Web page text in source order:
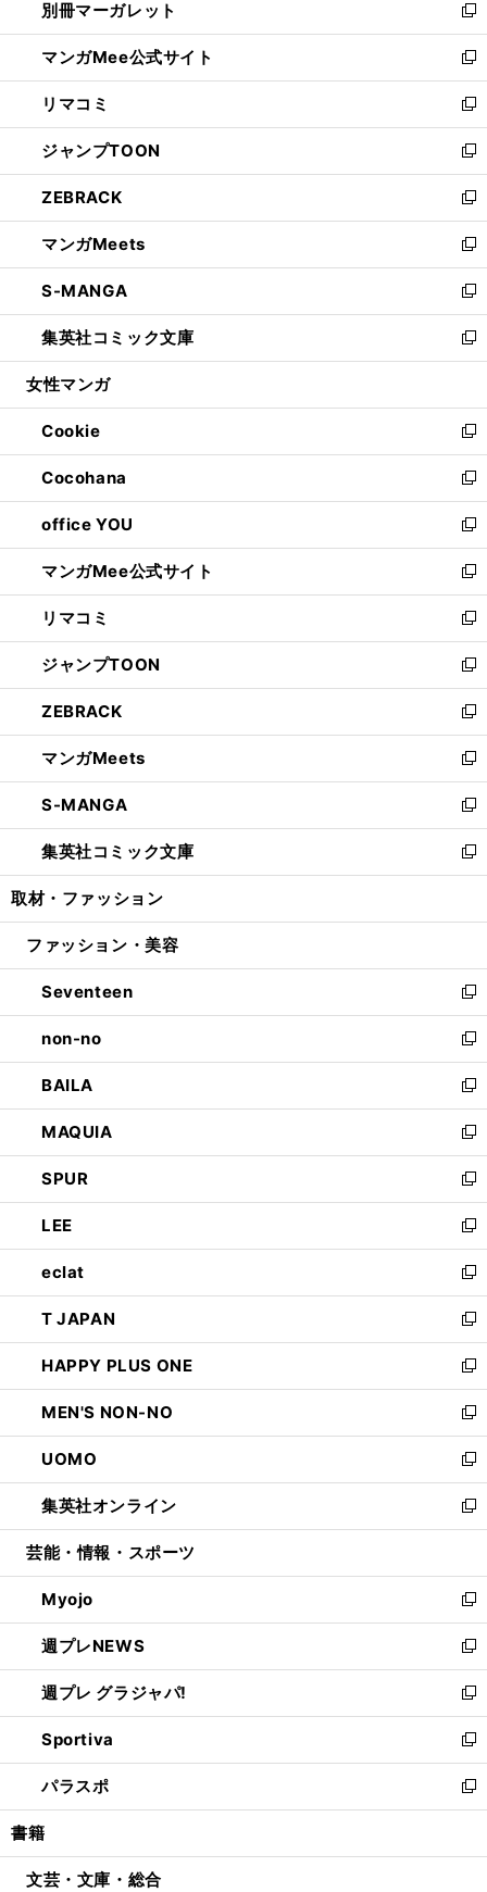
く
で
開
く
ィ
ン
ド
ウ
で
開
く
い
ウ
ィ
ン
ド
ウ
で
開
く
別冊マーガレット
新
し
い
ウ
ィ
ン
ド
ウ
で
開
く
マンガMee公式サイト
新
し
い
ウ
ィ
ン
ド
ウ
で
開
く
リマコミ
新
し
い
ウ
ィ
ン
ド
ウ
で
開
く
ジャンプTOON
新
し
い
ウ
ィ
ン
ド
ウ
で
開
ZEBRACK
新
し
い
ウ
ィ
ン
ド
ウ
開
く
マンガMeets
新
し
い
ウ
ィ
ン
ウ
で
開
く
S-MANGA
新
し
い
ウ
ン
ド
ウ
で
開
く
集英社コミック文庫
新
し
ウ
ィ
ン
ド
ウ
で
開
く
女性マンガ
Cookie
新
し
い
ウ
ィ
ン
ド
ウ
で
開
く
Cocohana
新
し
い
ウ
ィ
ン
ド
ウ
で
開
く
office YOU
新
し
い
ウ
ィ
ン
ド
ウ
で
開
く
マンガMee公式サイト
新
し
い
ウ
ィ
ン
ド
ウ
で
開
く
リマコミ
新
し
い
ウ
ィ
ン
ド
ウ
で
開
く
ジャンプTOON
新
し
い
ウ
ィ
ン
ド
ウ
で
開
ZEBRACK
新
し
い
ウ
ィ
ン
ド
ウ
開
マンガMeets
新
し
い
ウ
ィ
ン
ウ
開
く
S-MANGA
新
し
い
ウ
ン
ウ
で
開
く
集英社コミック文庫
新
し
ウ
ン
ド
ウ
で
開
く
取材・ファッション
ファッション・美容
Seventeen
新
し
い
ウ
ィ
ン
ド
ウ
で
開
く
non-no
新
し
い
ウ
ィ
ン
ド
ウ
で
開
く
BAILA
新
し
い
ウ
ィ
ン
ド
ウ
で
開
く
MAQUIA
新
し
い
ウ
ィ
ン
ド
ウ
で
開
く
SPUR
新
し
い
ウ
ィ
ン
ド
ウ
で
開
く
LEE
新
し
い
ウ
ィ
ン
ド
ウ
で
開
く
eclat
新
し
い
ウ
ィ
ン
ド
ウ
で
開
く
T JAPAN
新
し
い
ウ
ィ
ン
ド
ウ
で
開
HAPPY PLUS ONE
新
し
い
ウ
ィ
ン
ド
ウ
開
く
MEN'S NON-NO
新
し
い
ウ
ィ
ン
ウ
で
開
く
UOMO
新
し
い
ウ
ン
ド
ウ
で
開
く
集英社オンライン
新
し
ウ
ィ
ン
ド
ウ
で
開
く
芸能・情報・スポーツ
Myojo
新
し
い
ウ
ィ
ン
ド
ウ
で
開
週プレNEWS
新
し
い
ウ
ィ
ン
ド
ウ
開
週プレ グラジャパ!
新
し
い
ウ
ィ
ン
ウ
Sportiva
新
し
い
ウ
ン
パラスポ
新
し
ウ
書籍
文芸・文庫・総合